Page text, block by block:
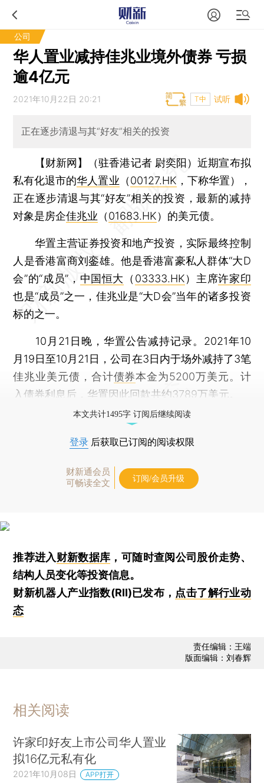
公司
华人置业减持佳兆业境外债券 亏损
逾4亿元
试听
2021年10月22日 20:21 T中
正在逐步清退与其“好友”相关的投资
【财新网】（驻香港记者 尉奕阳）近期宣布拟
私有化退市的华人置业 （00127.HK ，下称华置），
正在逐步清退与其“好友”相关的投资，最新的减持
对象是房企佳兆业 （01683.HK）的美元债。
华置主营证券投资和地产投资，实际最终控制
人是香港富商刘銮雄。他是香港富豪私人群体“大D
会”的“成员”， 中国恒大 （ 03333.HK）主席许家印
也是“成员”之一，佳兆业是“大D会”当年的诸多投资
标的之一。
10月21日晚，华置公告减持记录。2021年10
月19日至10月21日，公司在3日内于场外减持了3笔
佳兆业美元债，合计债券本金为5200万美元。计
入债券利息后，华置因此回款共约3789万美元。
本文共计1495字 订阅后继续阅读
登录 后获取已订阅的阅读权限
财新通会员
可畅读全文
订阅/会员升级
推荐进入财新数据库 ，可随时查阅公司股价走势、
结构人员变化等投资信息。
财新机器人产业指数(RII)已发布， 点击了解行业动
态
责任编辑：王端
版面编辑：刘春辉
相关阅读
许家印好友上市公司华人置业
拟16亿元私有化
2021年10月08日 APP打开